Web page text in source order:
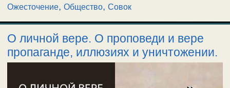
Ожесточение, Общество, Совок
О личной вере. О проповеди и вере
пропаганде, иллюзиях и уничтожении.